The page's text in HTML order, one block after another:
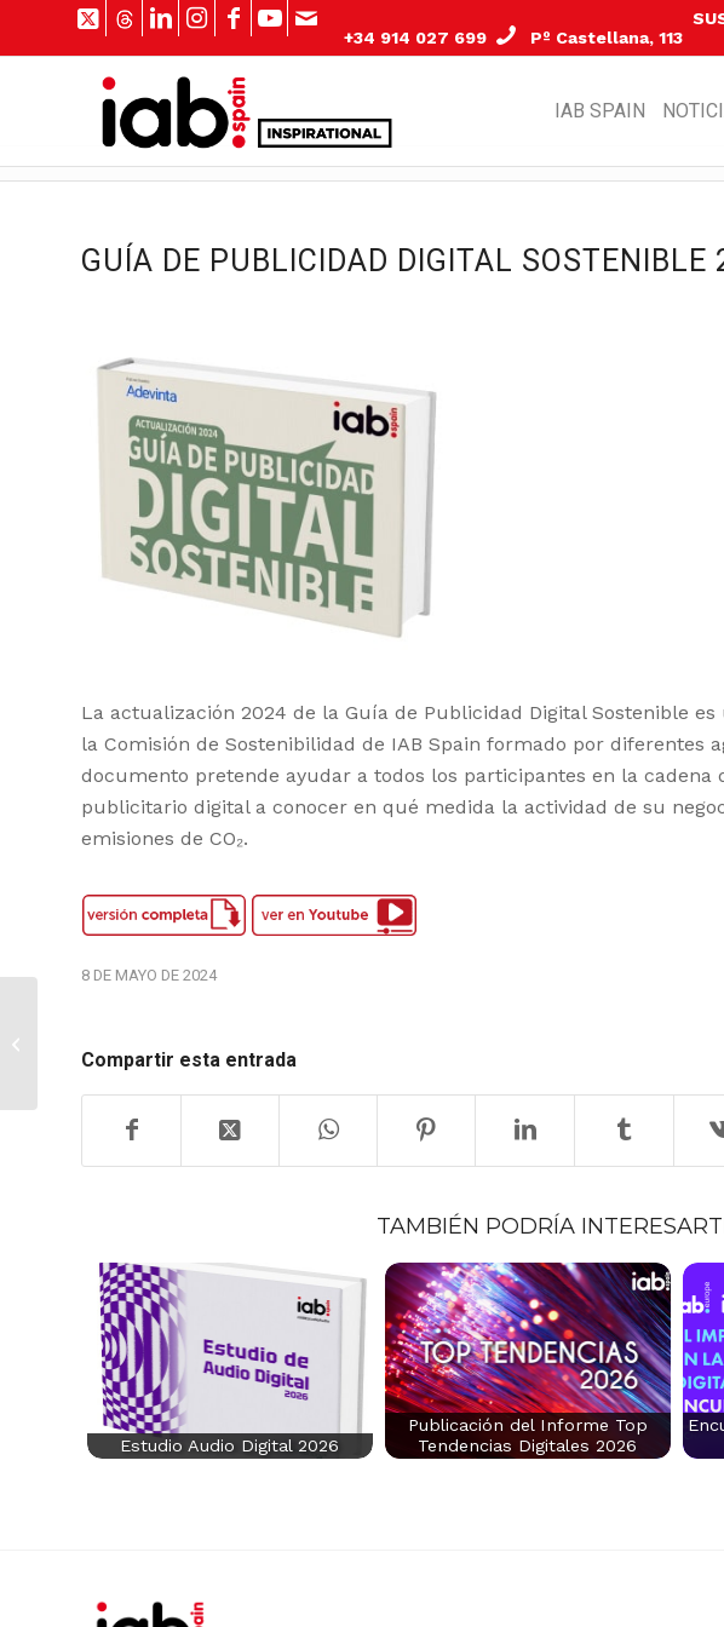
+34 914 027 699
Pº Castellana, 113
IAB SPAIN
GUÍA DE PUBLICIDAD DIGITAL SOSTENIBLE
La actualización 2024 de la Guía de Publicidad Digital Sostenible
la Comisión de Sostenibilidad de IAB Spain formado por diferentes
documento pretende ayudar a todos los participantes en la cadena
publicitario digital a conocer en qué medida la actividad de su
emisiones de CO₂.
8 DE MAYO DE 2024
Compartir esta entrada
TAMBIÉN PODRÍA
Estudio Audio Digital 2026
Publicación del Informe Top
Tendencias Digitales 2026
Campari